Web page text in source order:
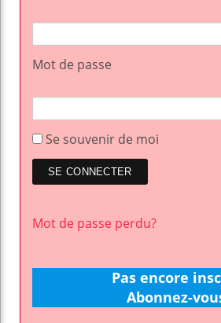
Mot de passe
Se souvenir de moi
Mot de passe perdu?
Pas encore
Abonnez-